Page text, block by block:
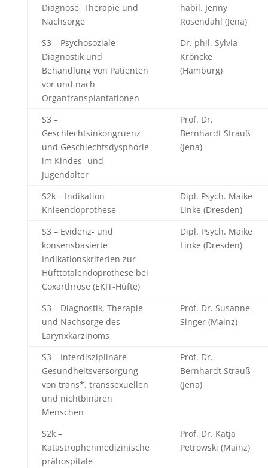
Diagnose, Therapie und
Nachsorge
habil. Jenny
Rosendahl (Jena)
S3 – Psychosoziale
Diagnostik und
Behandlung von Patienten
vor und nach
Organtransplantationen
Dr. phil. Sylvia
Kröncke
(Hamburg)
S3 –
Geschlechtsinkongruenz
und Geschlechtsdysphorie
im Kindes- und
Jugendalter
Prof. Dr.
Bernhardt Strauß
(Jena)
S2k – Indikation
Knieendoprothese
Dipl. Psych. Maike
Linke (Dresden)
S3 – Evidenz- und
konsensbasierte
Indikationskriterien zur
Hüfttotalendoprothese bei
Coxarthrose (EKIT-Hüfte)
Dipl. Psych. Maike
Linke (Dresden)
S3 – Diagnostik, Therapie
und Nachsorge des
Larynxkarzinoms
Prof. Dr. Susanne
Singer (Mainz)
S3 – Interdisziplinäre
Gesundheitsversorgung
von trans*, transsexuellen
und nichtbinären
Menschen
Prof. Dr.
Bernhardt Strauß
(Jena)
S2k –
Katastrophenmedizinische
prähospitale
Prof. Dr. Katja
Petrowski (Mainz)